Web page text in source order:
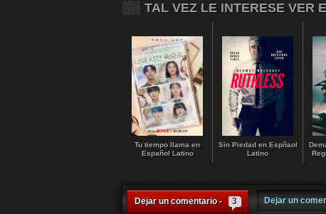
TAL VEZ LE INTERESE VER
Tu tiempo llama en
Español Latino
Sin Piedad en Espñaol
Latino
Dejar un comentario - 3 Dejar un